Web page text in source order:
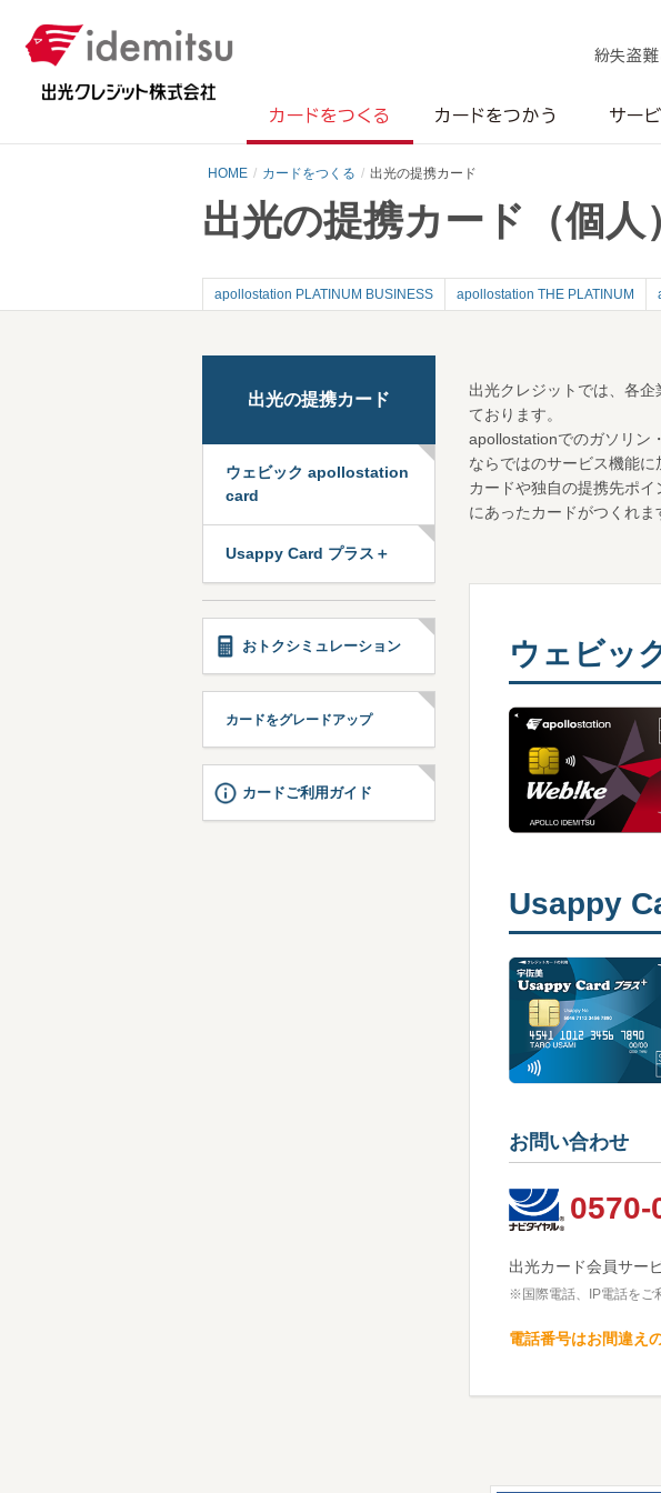
紛失盗
カードをつくる カードをつかう サー
HOME カードをつくる 出光の提携カード
出光の提携カード（個人
apollostation PLATINUM BUSINESS apollostation THE PLATINUM
出光クレジットでは、各
ております。
apollostationでのガソリン
ならではのサービス機能
カードや独自の提携先ポ
にあったカードがつくれま
ウェビッ
Usappy
お問い合わせ
0570-
出光カード会員サー
※国際電話、IP電話をご
電話番号はお間違え
出光の提携カード
ウェビック apollostation
card
Usappy Card プラス＋
おトクシミュレーション
カードをグレードアップ
カードご利用ガイド